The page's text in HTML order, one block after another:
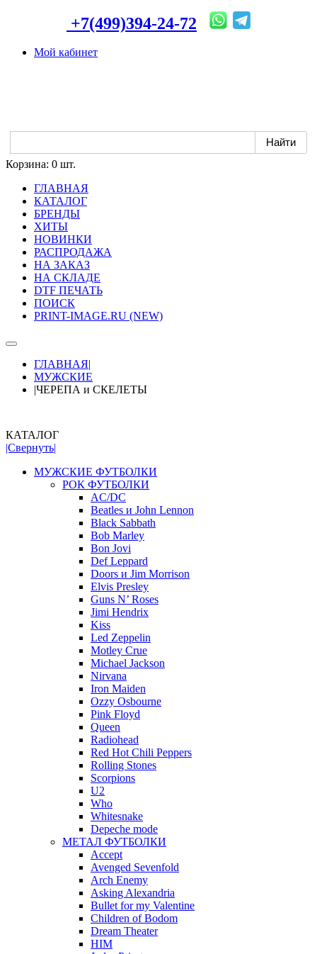
+7(499)394-24-72
Мой кабинет
Корзина: 0 шт.
ГЛАВНАЯ
КАТАЛОГ
БРЕНДЫ
ХИТЫ
НОВИНКИ
РАСПРОДАЖА
НА ЗАКАЗ
НА СКЛАДЕ
DTF ПЕЧАТЬ
ПОИСК
PRINT-IMAGE.RU (NEW)
ГЛАВНАЯ|
МУЖСКИЕ
|ЧЕРЕПА и СКЕЛЕТЫ
КАТАЛОГ
|Свернуть|
МУЖСКИЕ ФУТБОЛКИ
РОК ФУТБОЛКИ
AC/DC
Beatles и John Lennon
Black Sabbath
Bob Marley
Bon Jovi
Def Leppard
Doors и Jim Morrison
Elvis Presley
Guns N’ Roses
Jimi Hendrix
Kiss
Led Zeppelin
Motley Crue
Michael Jackson
Nirvana
Iron Maiden
Ozzy Osbourne
Pink Floyd
Queen
Radiohead
Red Hot Chili Peppers
Rolling Stones
Scorpions
U2
Who
Whitesnake
Depeche mode
МЕТАЛ ФУТБОЛКИ
Accept
Avenged Sevenfold
Arch Enemy
Asking Alexandria
Bullet for my Valentine
Children of Bodom
Dream Theater
HIM